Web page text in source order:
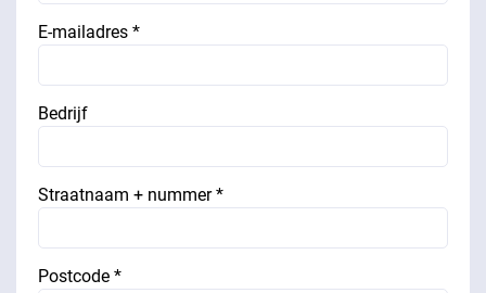
E-mailadres *
Bedrijf
Straatnaam + nummer *
Postcode *